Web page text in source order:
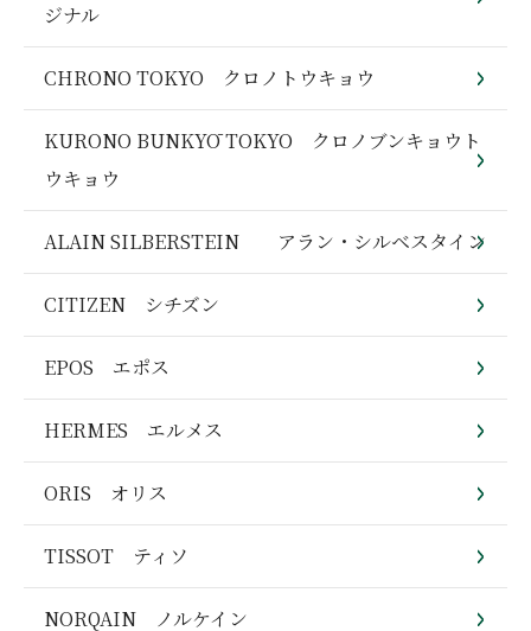
ジナル
CHRONO TOKYO クロノトウキョウ
KURONO BUNKYŌ TOKYO クロノブンキョウト
ウキョウ
ALAIN SILBERSTEIN アラン・シルベスタイン
CITIZEN シチズン
EPOS エポス
HERMES エルメス
ORIS オリス
TISSOT ティソ
NORQAIN ノルケイン